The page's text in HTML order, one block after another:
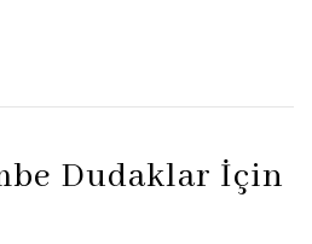
Dudaklar İçin